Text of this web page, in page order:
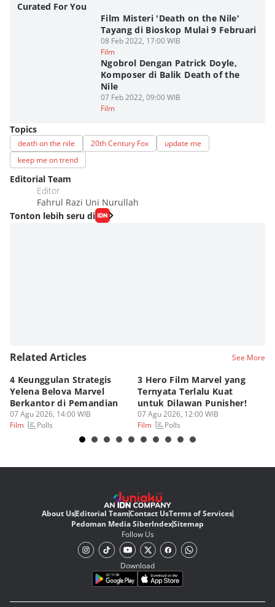
Curated For You
Film Misteri 'Death on the Nile'
Tayang di Bioskop Mulai 9 Februari
08 Feb 2022, 17:00 WIB
Film
Ngobrol Dengan Patrick Doyle,
Komposer di Balik Death of the
Nile
07 Feb 2022, 09:00 WIB
Film
Topics
death on the nile 20th Century Fox
update me
keep me on trend
Editorial Team
Editor
Fahrul Razi Uni Nurullah
Tonton lebih seru di
Related Articles See More
4 Keunggulan Strategis
Yelena Belova Marvel
Berkantor di Pemandian
07 Agu 2026, 14:00 WIB
Film
Polls
3 Hero Film Marvel yang
Ternyata Terlalu Kuat
untuk Dilawan Punisher!
07 Agu 2026, 12:00 WIB
Film
Polls
About UsEditorial TeamContact UsTerms of Services
Pedoman Media SiberIndexSitemap
Follow Us
Download